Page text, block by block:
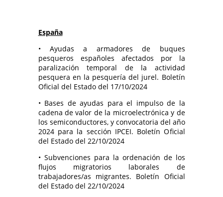
España
• Ayudas a armadores de buques
pesqueros españoles afectados por la
paralización temporal de la actividad
pesquera en la pesquería del jurel. Boletín
Oficial del Estado del 17/10/2024
• Bases de ayudas para el impulso de la
cadena de valor de la microelectrónica y de
los semiconductores, y convocatoria del año
2024 para la sección IPCEI. Boletín Oficial
del Estado del 22/10/2024
• Subvenciones para la ordenación de los
flujos migratorios laborales de
trabajadores/as migrantes. Boletín Oficial
del Estado del 22/10/2024